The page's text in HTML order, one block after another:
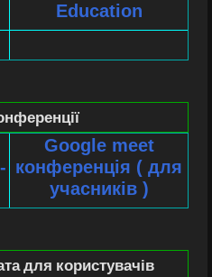
Education
Google meet
конференція ( для
учасників )
для користувачів